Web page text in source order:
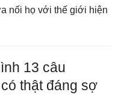
nối họ với thế giới hiện
13 câu
thật đáng sợ